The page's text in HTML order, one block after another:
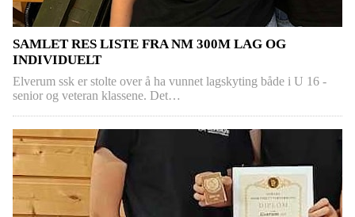
SAMLET RES LISTE FRA NM 300M LAG OG
INDIVIDUELT
Elverum ssk er stolte over å ha vunnet lagskyting både i U 16 -
senior og veteran klassene. Det…